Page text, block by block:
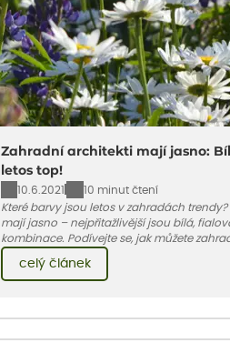
Zahradní architekti mají jasno:
letos top!
10.6.2021
10 minut čtení
Které barvy jsou letos v zahradách
mají jasno – nejpřitažlivější jsou bílá,
kombinace. Podívejte se, jak můžete
jeden záhon, terasu či balkon do bílo-
obléknout i vy.
celý článek